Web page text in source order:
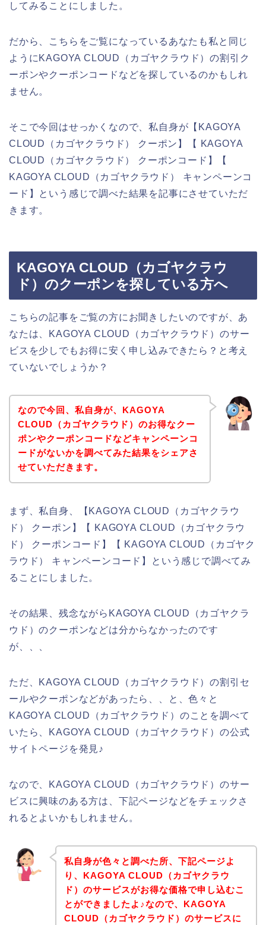
してみることにしました。
だから、こちらをご覧になっているあなたも私と同じ
ようにKAGOYA CLOUD（カゴヤクラウド）の割引ク
ーポンやクーポンコードなどを探しているのかもしれ
ません。
そこで今回はせっかくなので、私自身が【KAGOYA
CLOUD（カゴヤクラウド） クーポン】【 KAGOYA
CLOUD（カゴヤクラウド） クーポンコード】【
KAGOYA CLOUD（カゴヤクラウド） キャンペーンコ
ード】という感じで調べた結果を記事にさせていただ
きます。
KAGOYA CLOUD（カゴヤクラウ
ド）のクーポンを探している方へ
こちらの記事をご覧の方にお聞きしたいのですが、あ
なたは、KAGOYA CLOUD（カゴヤクラウド）のサー
ビスを少しでもお得に安く申し込みできたら？と考え
ていないでしょうか？
なので今回、私自身が、KAGOYA
CLOUD（カゴヤクラウド）のお得なクー
ポンやクーポンコードなどキャンペーンコ
ードがないかを調べてみた結果をシェアさ
せていただきます。
まず、私自身、【KAGOYA CLOUD（カゴヤクラウ
ド） クーポン】【 KAGOYA CLOUD（カゴヤクラウ
ド） クーポンコード】【 KAGOYA CLOUD（カゴヤク
ラウド） キャンペーンコード】という感じで調べてみ
ることにしました。
その結果、残念ながらKAGOYA CLOUD（カゴヤクラ
ウド）のクーポンなどは分からなかったのです
が、、、
ただ、KAGOYA CLOUD（カゴヤクラウド）の割引セ
ールやクーポンなどがあったら、、と、色々と
KAGOYA CLOUD（カゴヤクラウド）のことを調べて
いたら、KAGOYA CLOUD（カゴヤクラウド）の公式
サイトページを発見♪
なので、KAGOYA CLOUD（カゴヤクラウド）のサー
ビスに興味のある方は、下記ページなどをチェックさ
れるとよいかもしれません。
私自身が色々と調べた所、下記ページよ
り、KAGOYA CLOUD（カゴヤクラウ
ド）のサービスがお得な価格で申し込むこ
とができましたよ♪なので、KAGOYA
CLOUD（カゴヤクラウド）のサービスに